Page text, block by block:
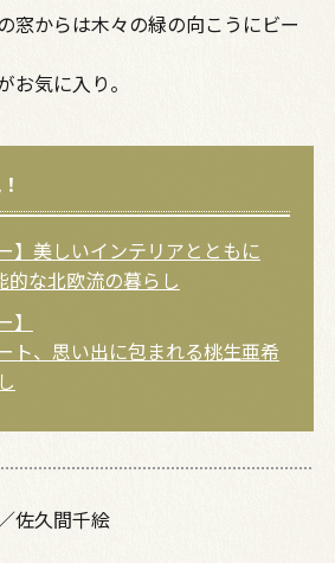
窓からは木々の緑の向こうにビー
お気に入り。
】美しいインテリアとともに
的な北欧流の暮らし
】
ト、思い出に包まれる桃生亜希
佐久間千絵